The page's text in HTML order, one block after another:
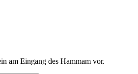
am Eingang des Hammam vor.